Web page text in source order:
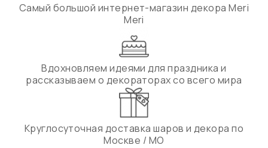
Самый большой интернет-магазин декора Meri
Meri
Вдохновляем идеями для праздника и
рассказываем о декораторах со всего мира
Круглосуточная доставка шаров и декора по
Москве / МО